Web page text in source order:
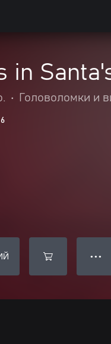
in
• Головоломки и
● ● ●